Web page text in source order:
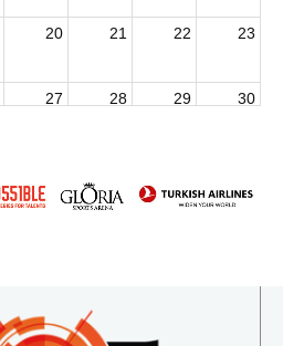
20 21 22 23
27 28 29 30